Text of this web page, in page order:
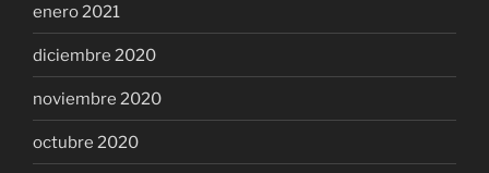
enero 2021
diciembre 2020
noviembre 2020
octubre 2020